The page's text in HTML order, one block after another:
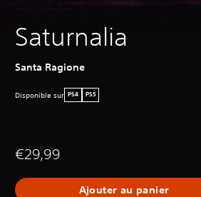
Saturnalia
Santa Ragione
Disponible sur PS4 PS5
€29,99
Ajouter au panier